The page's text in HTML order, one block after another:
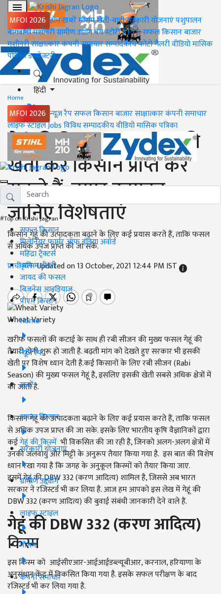
MFOI 2026 होमख़बरेंमौसमखेती-बाड़ीसरकारी योजनाएंपशुपालन
बागवानीमशीनरीग्रामीण उद्योगवेब स्टोरी#FTBसफल किसानबाजार
मशीनरीसाक्षात्कारकंपनी समाचारसम्पादकीयफोटो गैलरीवीडियोमासिक
पत्रिकाडायरेक्टरी
हिंदी
MFOI 2026 न्यूज़ रैपसफल किसानबाजारसाक्षात्कारकंपनी समाचार
लाइफ स्टाइलJobsविविधसम्पादकीयवीडियोमासिक पत्रिका
#Top on Krishi Jagran
सफल किसान
मिलेनियर फार्मर ऑफ इंडिया अवॉर्ड
महिंद्रा ट्रैक्टर्स
कृषि मशीनरी
जायद की फसल
बिज़नेस आइडियाज
पीएम किसान
Home
न्यूज़ रैप
खबरें
सफल किसान
सरकारी योजनाएं
ग्रामीण उद्द्योग
लाइफ स्टाइल
मौसम
कंपनी समाचार
Home
ख़बरें
गेहूं की किस्म DBW 332 की
खेती कर किसान प्राप्त कर
सकते हैं, बम्पर उत्पादन,
जानिए विशेषताएं
किसान गेहूं की उत्पादकता बढ़ाने के लिए कई प्रयास करते हैं, ताकि फसल
से अधिक उपज प्राप्त की जा सके.
प्राची वत्सUpdated on 13 October, 2021 12:44 PM IST
Wheat Variety
खरीफ फसलों की कटाई के साथ ही रबी सीजन की मुख्य फसल गेहूं की
तैयारी होनी शुरू हो जाती है. बढ़ती मांग को देखते हुए सरकार भी इसकी
खेती पर विशेष ध्यान देती है.कई किसानों के लिए रबी सीजन (Rabi
Season) की मुख्य फसल गेहूं है, इसलिए इसकी खेती सबसे अधिक क्षेत्रों में
की जाती है.
किसान गेहूं की उत्पादकता बढ़ाने के लिए कई प्रयास करते हैं, ताकि फसल
से अधिक उपज प्राप्त की जा सके. इसके लिए भारतीय कृषि वैज्ञानिकों द्वारा
कईगेहूं की किस्में भी विकसित की जा रही है, जिनको अलग-अलग क्षेत्रों में
उनकी जलवायु और मिट्टी के अनुरूप तैयार किया गया है. इस बात की विशेष
ध्यान रखा गया है कि जगह के अनुकूल किस्मों को तैयार किया जाए.
इसमें गेहूं की DBW 332 (करण आदित्य) शामिल है, जिससे अब भारत
सरकार ने रजिस्टर्ड भी कर लिया है. आज हम आपको इस लेख में गेहूं की
DBW 332 (करण आदित्य) की बुवाई संबंधी जानकारी देने वाले हैं.
गेहूं कीDBW332 (करण आदित्य)
किस्म
इस किस्म को आईसीएआर-आईआईडब्ल्यूबीआर, करनाल, हरियाणा के
अनुसंधान केंद्र में विकसित किया गया है. इसके सफल परीक्षण के बाद
रजिस्टर्ड भी कर लिया गया है.